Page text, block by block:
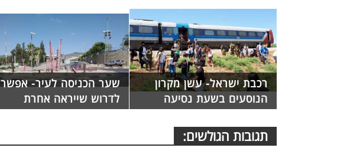
רכבת ישראל- עשן מקרון
הנוסעים בשעת נסיעה
שער הכניסה לעיר- אפשר
לדרוש שייראה אחרת
תגובות הגולשים: